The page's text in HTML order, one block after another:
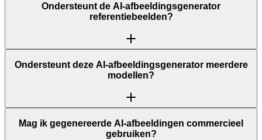
Ondersteunt de AI-afbeeldingsgenerator
referentiebeelden?
Ondersteunt deze AI-afbeeldingsgenerator meerdere
modellen?
Mag ik gegenereerde AI-afbeeldingen commercieel
gebruiken?